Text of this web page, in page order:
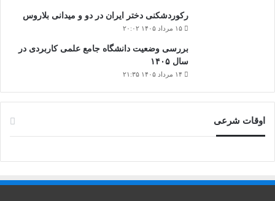
رکوردشکنی دختر ایران در دو و میدانی بلاروس
۱۵ مرداد ۱۴۰۵ ۲۰:۰۲
بررسی وضعیت دانشگاه جامع علمی کاربردی در
سال ۱۴۰۵
۱۴ مرداد ۱۴۰۵ ۲۱:۳۵
اوقات شرعی